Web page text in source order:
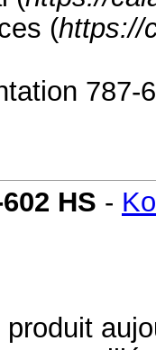
(https://
787-
HS -